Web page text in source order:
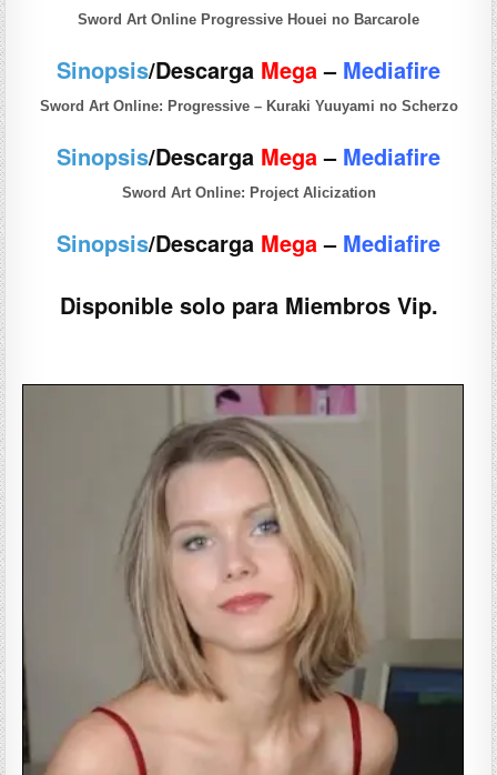
Sword Art Online Progressive Houei no Barcarole
Sinopsis/Descarga Mega– Mediafire
Sword Art Online: Progressive – Kuraki Yuuyami no Scherzo
Sinopsis/Descarga Mega– Mediafire
Sword Art Online: Project Alicization
Sinopsis/Descarga Mega– Mediafire
Disponible solo para Miembros Vip.